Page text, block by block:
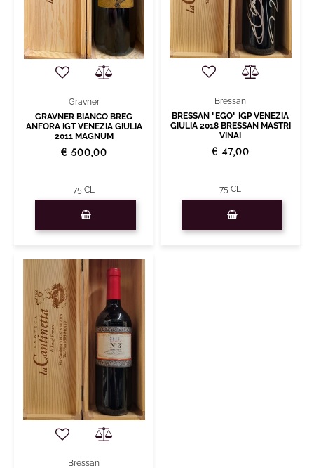
Gravner
GRAVNER BIANCO BREG
ANFORA IGT VENEZIA GIULIA
2011 MAGNUM
€ 500,00
75 CL
Bressan
BRESSAN "EGO" IGP VENEZIA
GIULIA 2018 BRESSAN MASTRI
VINAI
€ 47,00
75 CL
Bressan